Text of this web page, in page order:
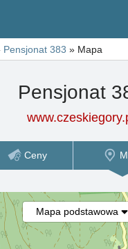
Pensjonat 383 » Mapa
Pensjonat
Ceny
Mapa podstawowa